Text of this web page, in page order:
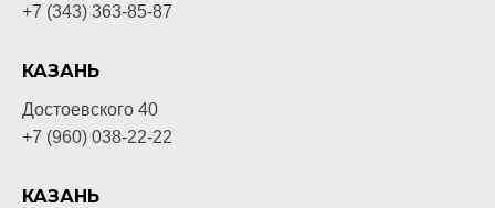
+7 (343) 363-85-87
КАЗАНЬ
Достоевского 40
+7 (960) 038-22-22
КАЗАНЬ